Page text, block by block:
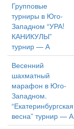
Групповые
турниры в Юго-
Западном “УРА!
КАНИКУЛЫ”
турнир — А
Весенний
шахматный
марафон в Юго-
Западном.
“Екатеринбургская
весна” турнир — А